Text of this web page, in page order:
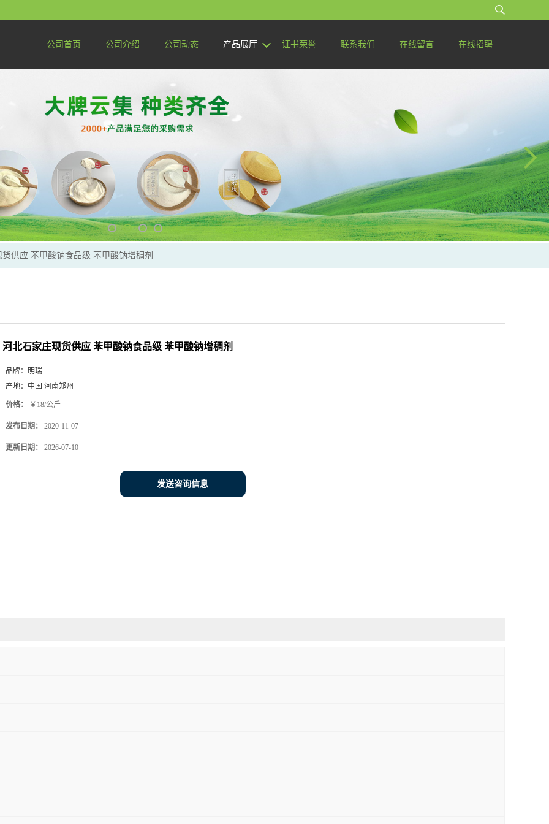
公司首页 公司介绍 公司动态 产品展厅 证书荣誉 联系我们 在线留言 在线招聘
供应 苯甲酸钠食品级 苯甲酸钠增稠剂
河北石家庄现货供应 苯甲酸钠食品级 苯甲酸钠增稠剂
品牌： 明瑞
产地： 中国 河南郑州
价格： ￥18/公斤
发布日期： 2020-11-07
更新日期： 2026-07-10
发送咨询信息